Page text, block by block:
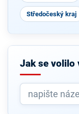
Středočeský kraj
Jak se volilo